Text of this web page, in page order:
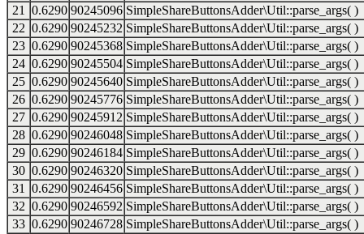
21
0.6290 90245096 SimpleShareButtonsAdder\Util::parse_args( )
22 0.6290 90245232 SimpleShareButtonsAdder\Util::parse_args( )
23 0.6290 90245368 SimpleShareButtonsAdder\Util::parse_args( )
24 0.6290 90245504 SimpleShareButtonsAdder\Util::parse_args( )
25 0.6290 90245640 SimpleShareButtonsAdder\Util::parse_args( )
26 0.6290 90245776 SimpleShareButtonsAdder\Util::parse_args( )
27 0.6290 90245912 SimpleShareButtonsAdder\Util::parse_args( )
28 0.6290 90246048 SimpleShareButtonsAdder\Util::parse_args( )
29 0.6290 90246184 SimpleShareButtonsAdder\Util::parse_args( )
30 0.6290 90246320 SimpleShareButtonsAdder\Util::parse_args( )
31
0.6290 90246456 SimpleShareButtonsAdder\Util::parse_args( )
32 0.6290 90246592 SimpleShareButtonsAdder\Util::parse_args( )
33 0.6290 90246728 SimpleShareButtonsAdder\Util::parse_args( )